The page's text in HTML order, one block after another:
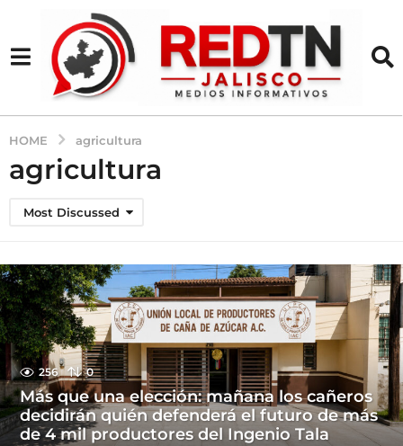
HOME agricultura
agricultura
Most Discussed
256 0
Más que una elección: mañana los cañeros
decidirán quién defenderá el futuro de más
de 4 mil productores del Ingenio Tala